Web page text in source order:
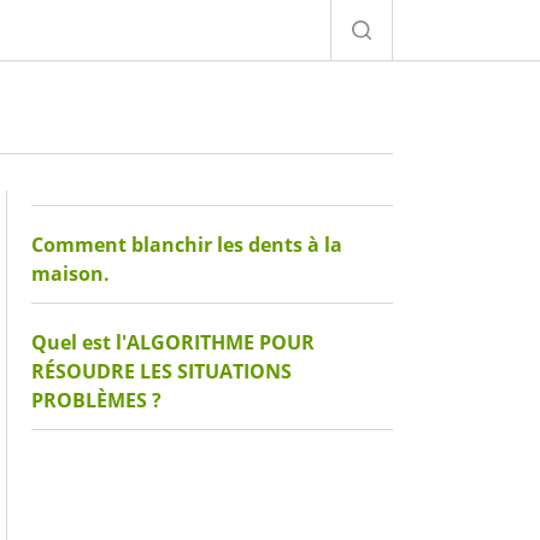
Comment blanchir les dents à la
maison.
Quel est l'ALGORITHME POUR
RÉSOUDRE LES SITUATIONS
PROBLÈMES ?